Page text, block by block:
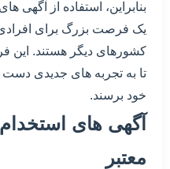
بنابراین، استفاده از آگهی
یک فرصت بزرگ برای افرادی
کشورهای دیگر هستند. این
تا به تجربه های جدیدی دست
خود برسند.
آگهی های
معتبر